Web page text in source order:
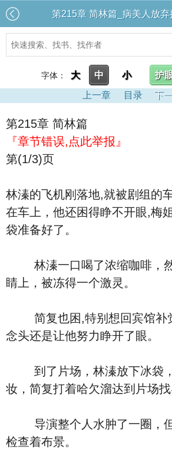
第215章 简林篇_病美人放弃
字体： 大 中 小 护
上一章
目录 下
第215章 简林篇
『章节错误,点此举报』
第(1/3)页
林溱的飞机刚落地,就被剧组的
在车上，他还困得睁不开眼,梅
袋准备好了。
林溱一口喝了浓缩咖啡，然
睛上，被冻得一个激灵。
简复也困,特别想回宾馆补
念头还是让他努力睁开了眼。
到了片场，林溱放下冰袋，
妆，简复打着哈欠溜达到片场找
导演整个人水肿了一圈，但
检查着布景。